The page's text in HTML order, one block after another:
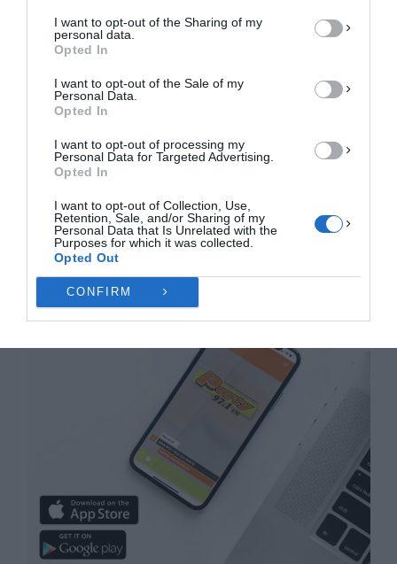
I want to opt-out of the Sharing of my
personal data.
Opted In
I want to opt-out of the Sale of my
Personal Data.
Opted In
I want to opt-out of processing my
Personal Data for Targeted Advertising.
Opted In
I want to opt-out of Collection, Use,
Retention, Sale, and/or Sharing of my
Personal Data that Is Unrelated with the
Purposes for which it was collected.
Opted Out
CONFIRM
ΠΡΟΒΟΛΉ ΠΡΟΤΙΜΉΣΕΩΝ
Πολιτική Cookies